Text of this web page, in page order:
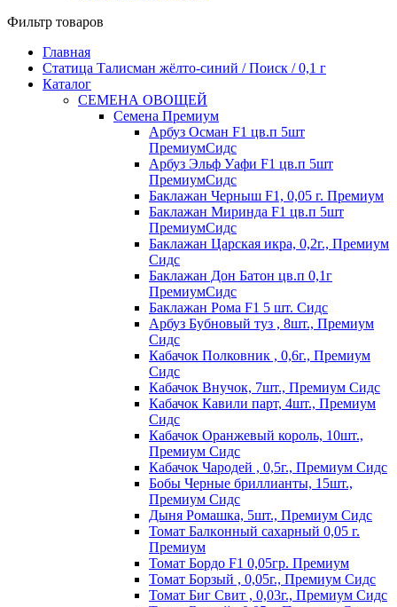
Фильтр товаров
Главная
Статица Талисман жёлто-синий / Поиск / 0,1 г
Каталог
СЕМЕНА ОВОЩЕЙ
Семена Премиум
Арбуз Осман F1 цв.п 5шт
ПремиумСидс
Арбуз Эльф Уафи F1 цв.п 5шт
ПремиумСидс
Баклажан Черныш F1, 0,05 г. Премиум
Баклажан Миринда F1 цв.п 5шт
ПремиумСидс
Баклажан Царская икра, 0,2г., Премиум
Сидс
Баклажан Дон Батон цв.п 0,1г
ПремиумСидс
Баклажан Рома F1 5 шт. Сидс
Арбуз Бубновый туз , 8шт., Премиум
Сидс
Кабачок Полковник , 0,6г., Премиум
Сидс
Кабачок Внучок, 7шт., Премиум Сидс
Кабачок Кавили парт, 4шт., Премиум
Сидс
Кабачок Оранжевый король, 10шт.,
Премиум Сидс
Кабачок Чародей , 0,5г., Премиум Сидс
Бобы Черные бриллианты, 15шт.,
Премиум Сидс
Дыня Ромашка, 5шт., Премиум Сидс
Томат Бaлкoнный caxapный 0,05 г.
Пpeмиyм
Томат Бордо F1 0,05гр. Премиум
Томат Борзый , 0,05г., Премиум Сидс
Томат Биг Свит , 0,03г., Премиум Сидс